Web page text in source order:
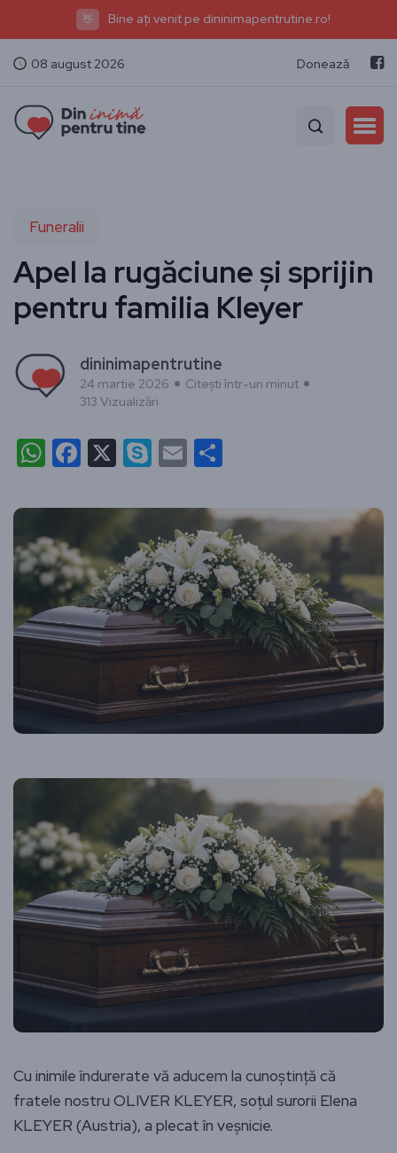
👋 Bine ați venit pe dininimapentrutine.ro!
08 august 2026 Donează
Funeralii
Apel la rugăciune și sprijin
pentru familia Kleyer
dininimapentrutine
24 martie 2026
Citești într-un minut
313 Vizualizări
WhatsApp
Facebook
X Skype
Email
Cu inimile îndurerate vă aducem la cunoștință că
fratele nostru OLIVER KLEYER, soțul surorii Elena
KLEYER (Austria), a plecat în veșnicie.